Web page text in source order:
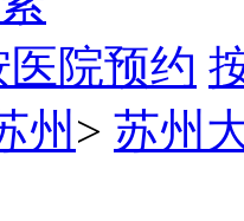
医院预约
州 > 苏州